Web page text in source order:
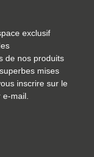
exclusif
de nos produits
mises
inscrire sur le
mail.